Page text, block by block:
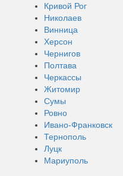
Кривой Рог
Николаев
Винница
Херсон
Чернигов
Полтава
Черкассы
Житомир
Сумы
Ровно
Ивано-Франковск
Тернополь
Луцк
Мариуполь